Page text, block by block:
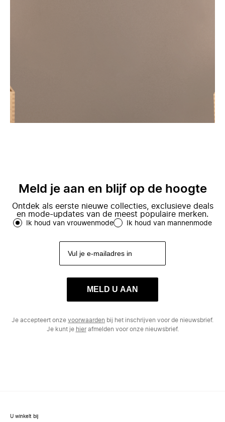
Meld je aan en blijf op de hoogte
Ontdek als eerste nieuwe collecties, exclusieve deals
en mode-updates van de meest populaire merken.
Ik houd van vrouwenmode Ik houd van mannenmode
MELD U AAN
Je accepteert onze voorwaarden bij het inschrijven voor de nieuwsbrief.
Je kunt je hierafmelden voor onze nieuwsbrief.
U winkelt bij